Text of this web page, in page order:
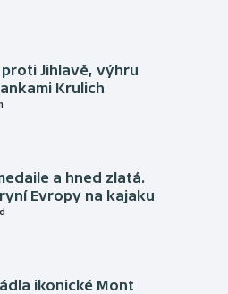
Jihlavě, výhru
Krulich
a hned zlatá.
Evropy na kajaku
ikonické Mont